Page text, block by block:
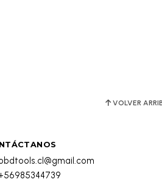
VOLVER